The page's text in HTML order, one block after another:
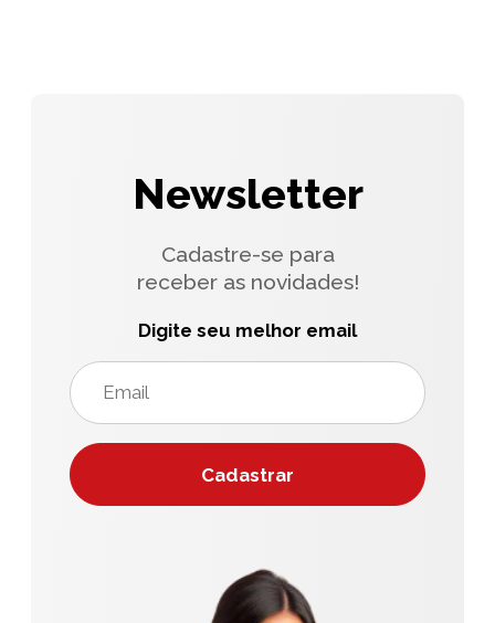
Newsletter
Cadastre-se para
receber as novidades!
Digite seu melhor email